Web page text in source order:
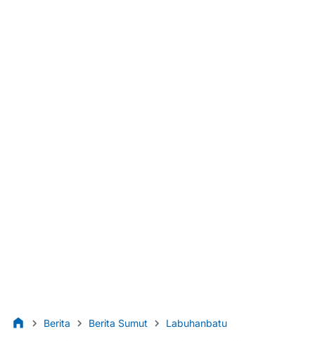
Berita Berita Sumut Labuhanbatu